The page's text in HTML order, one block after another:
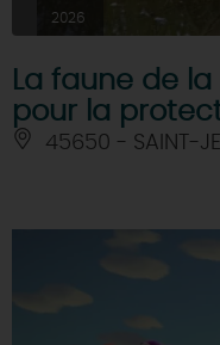
2026
La faune de
pour la
45650 - SAINT-